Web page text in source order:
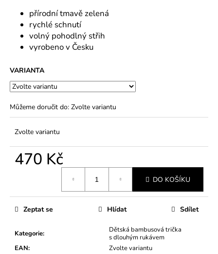
přírodní tmavě zelená
rychlé schnutí
volný pohodlný střih
vyrobeno v Česku
VARIANTA
Můžeme doručit do: Zvolte variantu
Zvolte variantu
470 Kč
DO KOŠÍKU
Kategorie:
Dětská bambusová trička
s dlouhým rukávem
EAN:
Zvolte variantu
Zeptat se Hlídat Sdílet